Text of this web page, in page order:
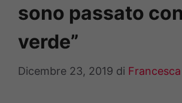
sono passato
verde”
Dicembre 23, 2019 di